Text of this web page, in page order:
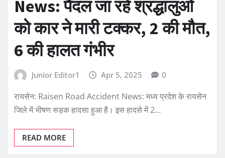
News: पैदल जा रहे श्रद्धालुओं
को कार ने मारी टक्कर, 2 की मौत,
6 की हालत गंभीर
Junior Editor1 Apr 5, 2025 0
रायसेन: Raisen Road Accident News: मध्य प्रदेश के रायसेन
जिले में भीषण सड़क हादसा हुआ है। इस हादसे में 2…
READ MORE